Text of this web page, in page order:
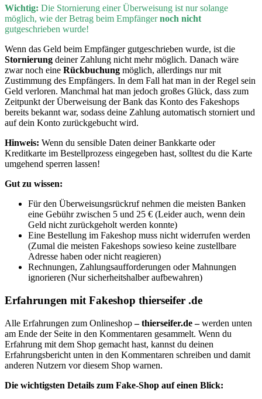
Wichtig: Die Stornierung einer Überweisung ist nur solange
möglich, wie der Betrag beim Empfängernoch nicht
gutgeschrieben wurde!
Wenn das Geld beim Empfänger gutgeschrieben wurde, ist die
Stornierung deiner Zahlung nicht mehr möglich. Danach wäre
zwar noch eine Rückbuchung möglich, allerdings nur mit
Zustimmung des Empfängers. In dem Fall hat man in der Regel sein
Geld verloren. Manchmal hat man jedoch großes Glück, dass zum
Zeitpunkt der Überweisung der Bank das Konto des Fakeshops
bereits bekannt war, sodass deine Zahlung automatisch storniert und
auf dein Konto zurückgebucht wird.
Hinweis: Wenn du sensible Daten deiner Bankkarte oder
Kreditkarte im Bestellprozess eingegeben hast, solltest du die Karte
umgehend sperren lassen!
Gut zu wissen:
Für den Überweisungsrückruf nehmen die meisten Banken
eine Gebühr zwischen 5 und 25 € (Leider auch, wenn dein
Geld nicht zurückgeholt werden konnte)
Eine Bestellung im Fakeshop muss nicht widerrufen werden
(Zumal die meisten Fakeshops sowieso keine zustellbare
Adresse haben oder nicht reagieren)
Rechnungen, Zahlungsaufforderungen oder Mahnungen
ignorieren (Nur sicherheitshalber aufbewahren)
Erfahrungen mit Fakeshop thierseifer .de
Alle Erfahrungen zum Onlineshop– thierseifer.de –werden unten
am Ende der Seite in den Kommentaren gesammelt. Wenn du
Erfahrung mit dem Shop gemacht hast, kannst du deinen
Erfahrungsbericht unten in den Kommentaren schreiben und damit
anderen Nutzern vor diesem Shop warnen.
Die wichtigsten Details zum Fake-Shop auf einen Blick: